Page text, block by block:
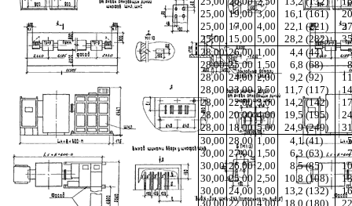
25,00 19,00 3,00 16,1 (161)
25,00 17,00 4,00 22,1 (221)
25,00 15,00 5,00 28,2 (282)
28,00 26,00 1,00 4,4 (44)
28,00 25,00 1,50 6,8 (68)
28,00 24,00 2,00 9,2 (92)
28,00 23,00 2,50 11,7 (117)
28,00 22,00 3,00 14,2 (142)
28,00 20,00 4,00 19,5 (195)
28,00 18,00 5,00 24,9 (249)
30,00 28,00 1,00 4,1 (41)
30,00 27,00 1,50 6,3 (63)
30,00 26,00 2,00 8,5 (85)
30,00 25,00 2,50 10,8 (108)
30,00 24,00 3,00 13,2 (132)
30,00 22,00 4,00 18,0 (180)